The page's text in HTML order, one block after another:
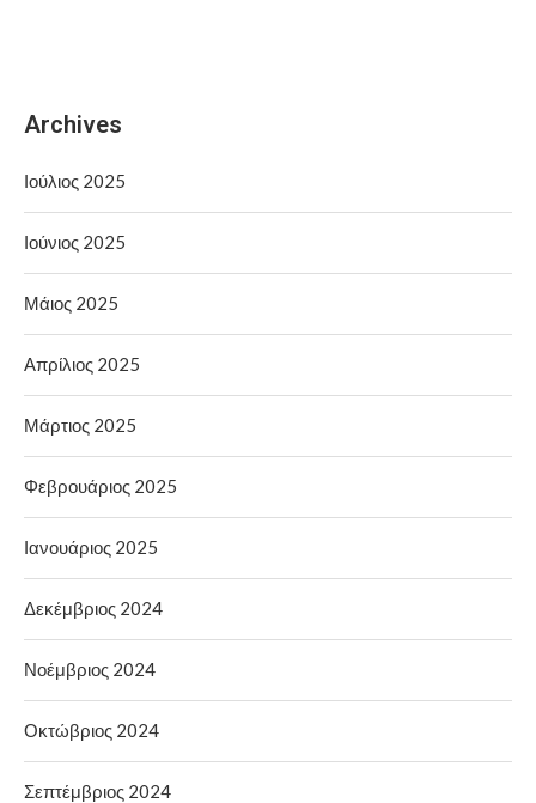
Archives
Ιούλιος 2025
Ιούνιος 2025
Μάιος 2025
Απρίλιος 2025
Μάρτιος 2025
Φεβρουάριος 2025
Ιανουάριος 2025
Δεκέμβριος 2024
Νοέμβριος 2024
Οκτώβριος 2024
Σεπτέμβριος 2024